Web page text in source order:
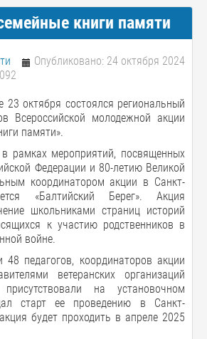
книги памяти
Опубликовано: 24 октября 2024
23 октября состоялся региональный
Всероссийской молодежной акции
памяти».
рамках мероприятий, посвященных
Федерации и 80-летию Великой
координатором акции в Санкт-
«Балтийский Берег». Акция
школьниками страниц историй
к участию родственников в
войне.
педагогов, координаторов акции
ветеранских организаций
присутствовали на установочном
старт ее проведению в Санкт-
будет проходить в апреле 2025